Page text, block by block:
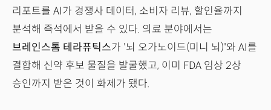
리포트를 AI가 경쟁사 데이터, 소비자 리뷰, 할인율까지
분석해 즉석에서 받을 수 있다. 의료 분야에서는
브레인스톰 테라퓨틱스가 '뇌 오가노이드(미니 뇌)'와 AI를
결합해 신약 후보 물질을 발굴했고, 이미 FDA 임상 2상
승인까지 받은 것이 화제가 됐다.